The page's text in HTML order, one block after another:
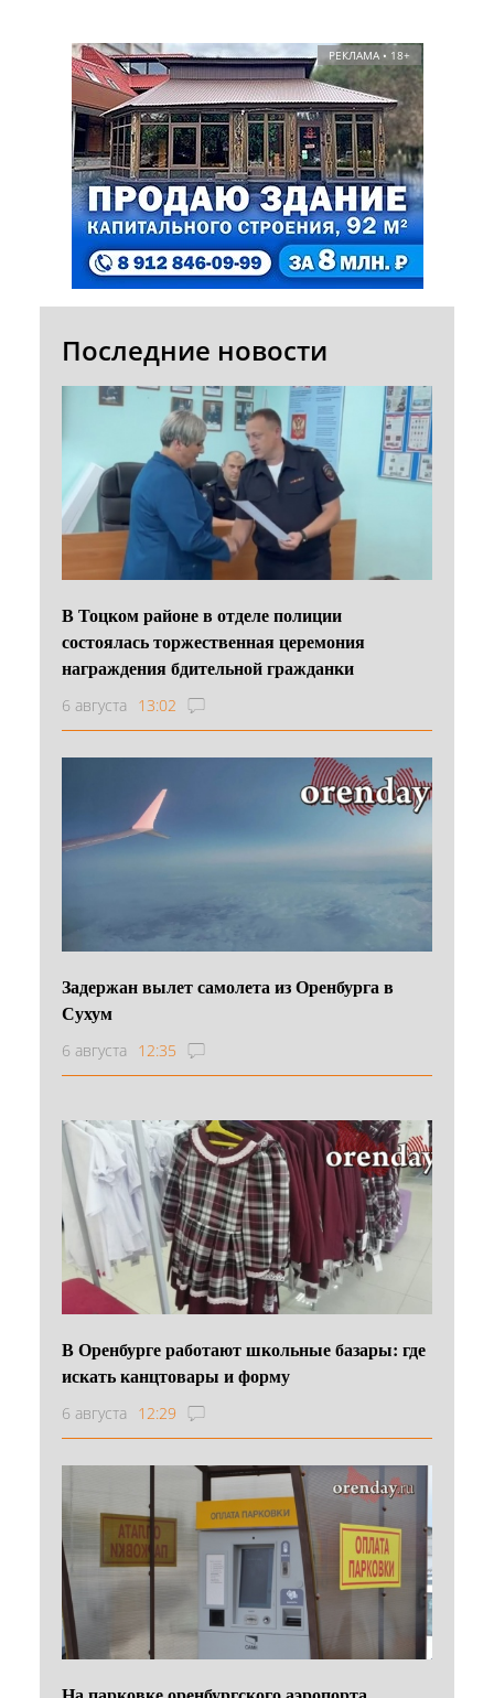
РЕКЛАМА • 18+
Последние новости
В Тоцком районе в отделе полиции
состоялась торжественная церемония
награждения бдительной гражданки
6 августа 13:02
Задержан вылет самолета из Оренбурга в
Сухум
6 августа 12:35
В Оренбурге работают школьные базары: где
искать канцтовары и форму
6 августа 12:29